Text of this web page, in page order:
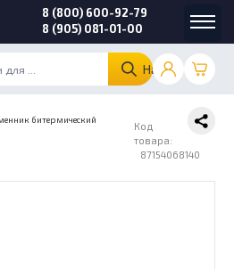
Найти
8 (800) 600-92-79
8 (905) 081-01-00
битермический
Код
товара:
87154068140